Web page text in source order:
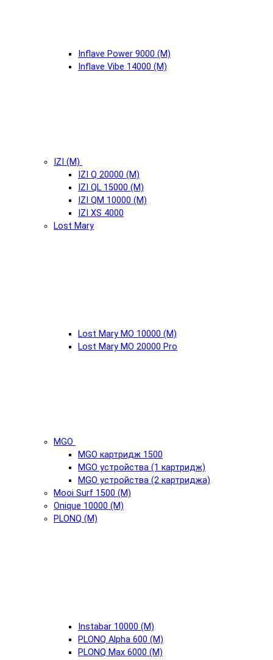
Inflave Power 9000 (М)
Inflave Vibe 14000 (М)
IZI (М)
IZI Q 20000 (М)
IZI QL 15000 (М)
IZI QM 10000 (М)
IZI XS 4000
Lost Mary
Lost Mary MO 10000 (М)
Lost Mary MO 20000 Pro
MGO
MGO картридж 1500
MGO устройства (1 картридж)
MGO устройства (2 картриджа)
Mooi Surf 1500 (М)
Onique 10000 (М)
PLONQ (М)
Instabar 10000 (М)
PLONQ Alpha 600 (М)
PLONQ Max 6000 (М)